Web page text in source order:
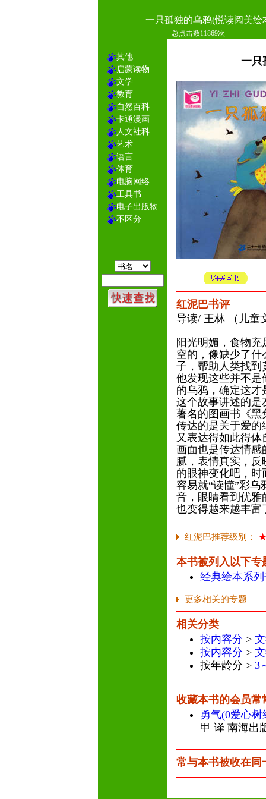
一只孤独的乌鸦(悦读阅美绘
总点击数11869次
其他
启蒙读物
文学
教育
自然百科
卡通漫画
人文社科
艺术
语言
体育
电脑网络
工具书
电子出版物
不区分
一只
红泥巴书评
导读/ 王林 （儿童
阳光明媚，食物
空的，像缺少了
子，帮助人类找到
他发现这些并不是
的乌鸦，确定这
这个故事讲述的是
著名的图画书《黑
传达的是关于爱的
又表达得如此得
画面也是传达情
腻，表情真实，
的眼神变化吧，
容易就“读懂”彩
音，眼睛看到优雅
也变得越来越丰
红泥巴推荐级别：
本书被列入以下专
经典绘本系
更多相关的专题
相关分类
按内容分 >
按内容分 >
按年龄分 > 3
收藏本书的会员常
勇气(0爱心树
甲 译 南海出
常与本书被收在同